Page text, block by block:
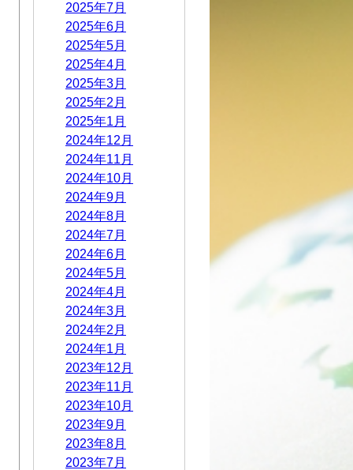
2025年7月
2025年6月
2025年5月
2025年4月
2025年3月
2025年2月
2025年1月
2024年12月
2024年11月
2024年10月
2024年9月
2024年8月
2024年7月
2024年6月
2024年5月
2024年4月
2024年3月
2024年2月
2024年1月
2023年12月
2023年11月
2023年10月
2023年9月
2023年8月
2023年7月